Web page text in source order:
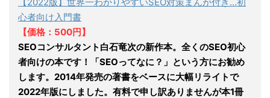
心者向け入門書
【価格：500円】
SEOコンサルタント白石竜次の新作本。全くのSEO初心
者向けの本です！「SEOってなに？」という方にお勧め
します。2014年発売の著書をベースに大幅リライトで
2022年版にしました。有料で申し訳ありませんが本1冊